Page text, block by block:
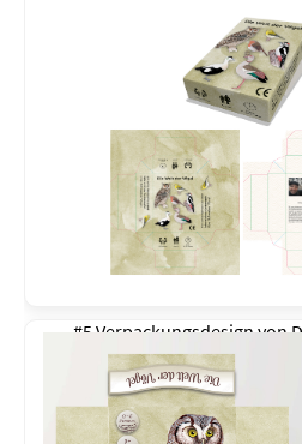
#5 Verpackungsdesign von